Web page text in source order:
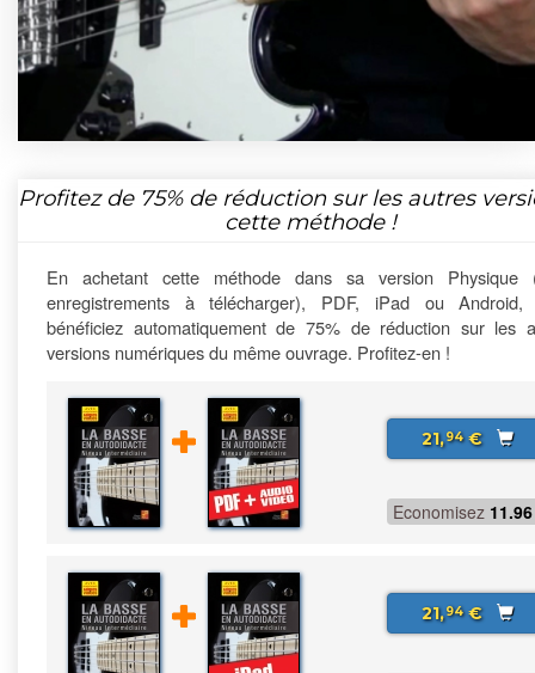
Profitez de 75%de réduction sur les autres
cette méthode !
En achetant cette méthode dans sa version Physique
enregistrements à télécharger), PDF, iPad ou Android,
bénéficiez automatiquement de 75% de réduction sur les
versions numériques du même ouvrage. Profitez-en !
21,94€
Economisez 11.96
21,94€